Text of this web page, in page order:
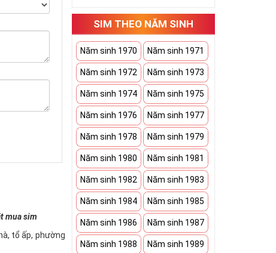
mua sim
tổ ấp, phường
SIM THEO NĂM SINH
Năm sinh 1970 Năm sinh 1971
Năm sinh 1972 Năm sinh 1973
Năm sinh 1974 Năm sinh 1975
Năm sinh 1976 Năm sinh 1977
Năm sinh 1978 Năm sinh 1979
Năm sinh 1980 Năm sinh 1981
Năm sinh 1982 Năm sinh 1983
Năm sinh 1984 Năm sinh 1985
Năm sinh 1986 Năm sinh 1987
Năm sinh 1988 Năm sinh 1989